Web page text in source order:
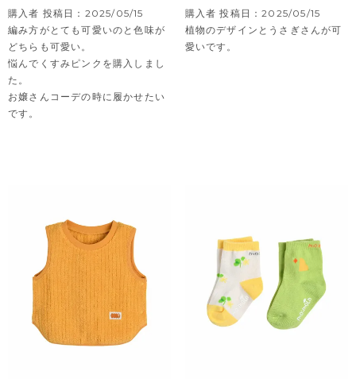
購入者 投稿日
2025/05/15
編み方がとても可愛いのと色味が
どちらも可愛い。
悩んでくすみピンクを購入しまし
た。
お嬢さんコーデの時に履かせたい
です。
購入者 投稿日
2025/05/15
植物のデザインとうさぎさんが可
愛いです。